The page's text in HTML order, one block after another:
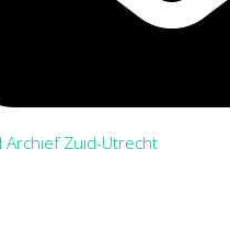
Archief Zuid-Utrecht